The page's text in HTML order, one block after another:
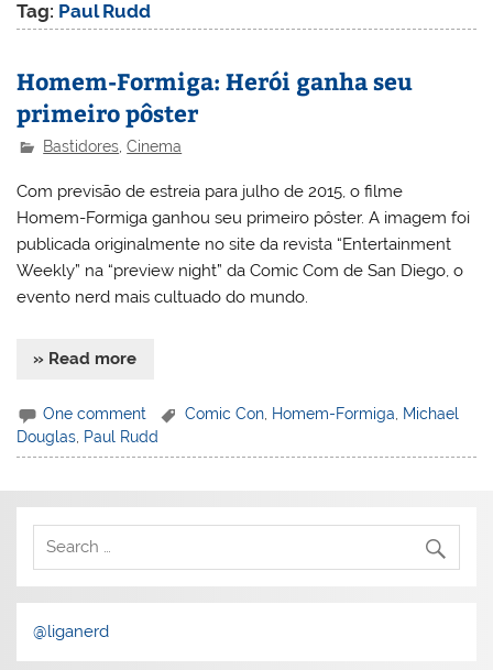
Tag: Paul Rudd
Homem-Formiga: Herói ganha seu
primeiro pôster
Bastidores ,Cinema
Com previsão de estreia para julho de 2015, o filme
Homem-Formiga ganhou seu primeiro pôster. A imagem foi
publicada originalmente no site da revista “Entertainment
Weekly” na “preview night” da Comic Com de San Diego, o
evento nerd mais cultuado do mundo.
» Read more
One comment Comic Con Homem-Formiga
Michael
Douglas, Paul Rudd
@liganerd